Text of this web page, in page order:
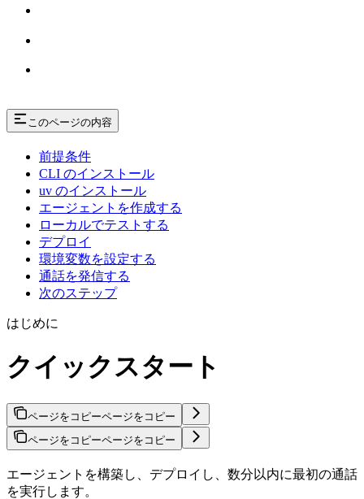
このページの内容
前提条件
CLI のインストール
uv のインストール
エージェントを作成する
ローカルでテストする
デプロイ
環境変数を設定する
通話を発信する
次のステップ
はじめに
クイックスタート
ページをコピーページをコピー
ページをコピーページをコピー
エージェントを構築し、デプロイし、数分以内に最初の通話
を実行します。